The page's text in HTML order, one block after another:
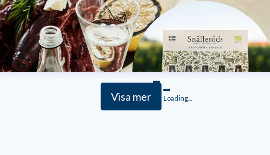
Visa mer Loading...